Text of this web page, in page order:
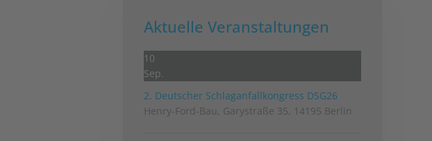
Aktuelle Veranstaltungen
10
Sep.
2. Deutscher Schlag­anfall­kongress DSG26
Henry-Ford-Bau, Garystraße 35, 14195 Berlin